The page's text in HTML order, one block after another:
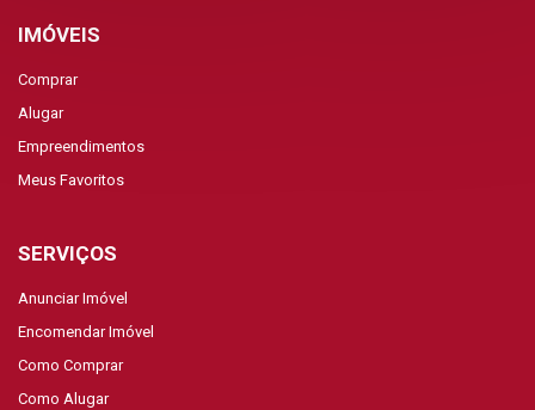
IMÓVEIS
Comprar
Alugar
Empreendimentos
Meus Favoritos
SERVIÇOS
Anunciar Imóvel
Encomendar Imóvel
Como Comprar
Como Alugar